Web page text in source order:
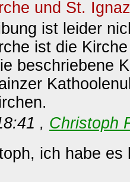
und St.
ist leider
ist die
beschriebene
, Christoph
ich habe es